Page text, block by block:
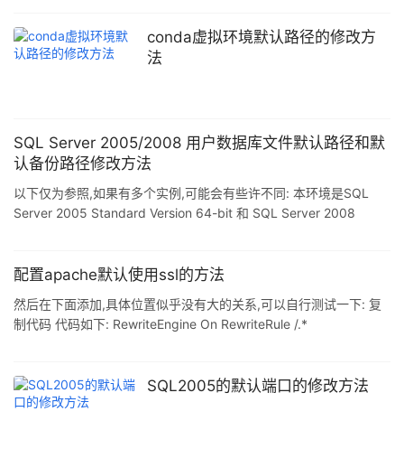
候给的初始值,哪位大侠知道怎么该? 1.修改文件
alps\frameworks\base\packages\SettingsProvider\res\values\de
conda虚拟环境默认路径的修改方
法
SQL Server 2005/2008 用户数据库文件默认路径和默
认备份路径修改方法
以下仅为参照,如果有多个实例,可能会有些许不同: 本环境是SQL
Server 2005 Standard Version 64-bit 和 SQL Server 2008
Windows Server 2008 Standard Version 64-bit SQL Server
配置apache默认使用ssl的方法
然后在下面添加,具体位置似乎没有大的关系,可以自行测试一下: 复
制代码 代码如下: RewriteEngine On RewriteRule /.*
兴趣的可以自己在研究一下. P: Apache的官方文档有个小错误,它用
了http而不是https,那不是没用了么,呵呵. 参考:
SQL2005的默认端口的修改方法